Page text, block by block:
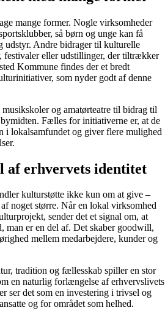
mange former. Nogle virksomheder
så børn og unge kan få
udstyr. Andre bidrager til kulturelle
festivaler eller udstillinger, der tiltrækker
Kommune findes der et bredt
som nyder godt af denne
og amatørteatre til bidrag til
Fælles for initiativerne er, at de
i lokalsamfundet og giver flere mulighed
af erhvervets identitet
kulturstøtte ikke kun om at give –
noget større. Når en lokal virksomhed
sender det et signal om, at
man er en del af. Det skaber goodwill,
mellem medarbejdere, kunder og
tradition og fællesskab spiller en stor
en naturlig forlængelse af erhvervslivets
ser det som en investering i trivsel og
og for området som helhed.